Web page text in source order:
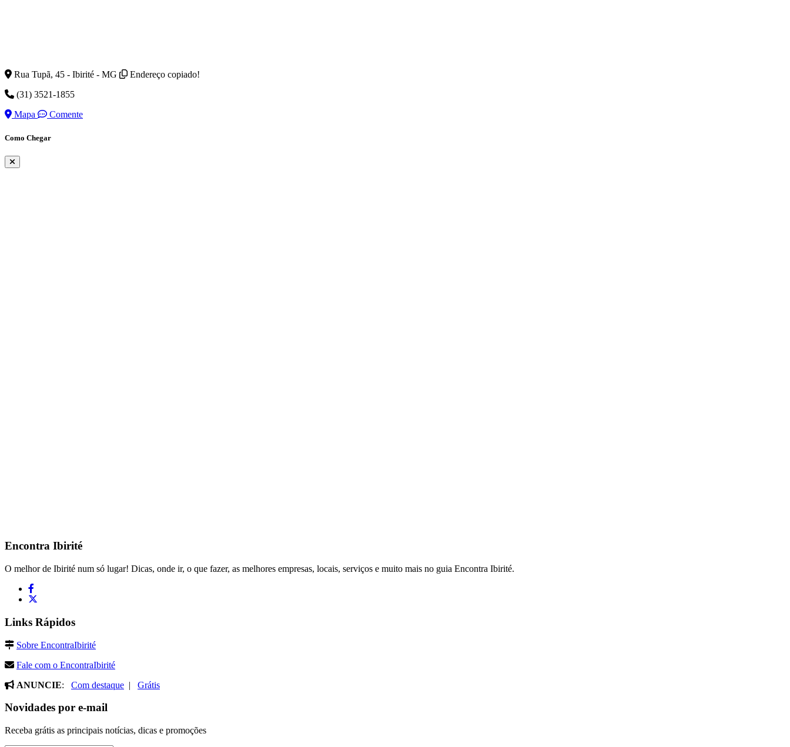
Rua Tupã, 45 - Ibirité - MG
Endereço copiado!
(31) 3521-1855
Mapa
Comente
Como Chegar
Encontra Ibirité
O melhor de Ibirité num só lugar! Dicas, onde ir, o que fazer, as melhores empresas, locais, serviços e muito mais no guia Encontra Ibirité.
Links Rápidos
Sobre EncontraIbirité
Fale com o EncontraIbirité
ANUNCIE: Com destaque | Grátis
Novidades por e-mail
Receba grátis as principais notícias, dicas e promoções